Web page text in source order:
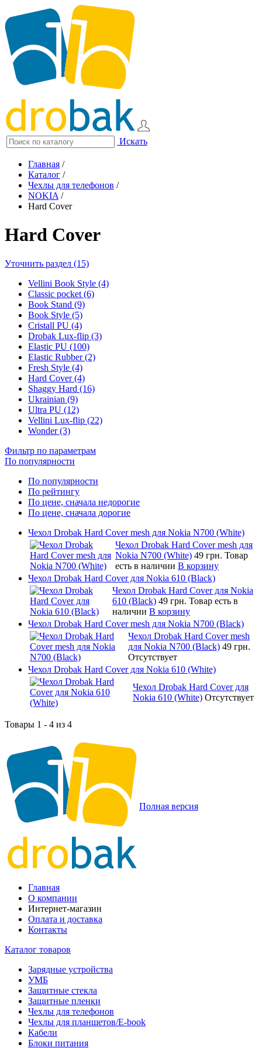
Искать
Главная /
Каталог /
Чехлы для телефонов /
NOKIA /
Hard Cover
Hard Cover
Уточнить раздел (15)
Vellini Book Style (4)
Classic pocket (6)
Book Stand (9)
Book Style (5)
Cristall PU (4)
Drobak Lux-flip (3)
Elastic PU (100)
Elastic Rubber (2)
Fresh Style (4)
Hard Cover (4)
Shaggy Hard (16)
Ukrainian (9)
Ultra PU (12)
Vellini Lux-flip (22)
Wonder (3)
Фильтр по параметрам
По популярности
По популярности
По рейтингу
По цене, сначала недорогие
По цене, сначала дорогие
Чехол Drobak Hard Cover mesh для Nokia N700 (White)
Чехол Drobak Hard Cover mesh для
Nokia N700 (White) 49 грн. Товар
есть в наличии В корзину
Чехол Drobak Hard Cover для Nokia 610 (Black)
Чехол Drobak Hard Cover для Nokia
610 (Black) 49 грн. Товар есть в
наличии В корзину
Чехол Drobak Hard Cover mesh для Nokia N700 (Black)
Чехол Drobak Hard Cover mesh
для Nokia N700 (Black) 49 грн.
Отсутствует
Чехол Drobak Hard Cover для Nokia 610 (White)
Чехол Drobak Hard Cover для
Nokia 610 (White) Отсутствует
Товары 1 - 4 из 4
Полная версия
Главная
О компании
Интернет-магазин
Оплата и доставка
Контакты
Каталог товаров
Зарядные устройства
УМБ
Защитные стекла
Защитные пленки
Чехлы для телефонов
Чехлы для планшетов/E-book
Кабели
Блоки питания